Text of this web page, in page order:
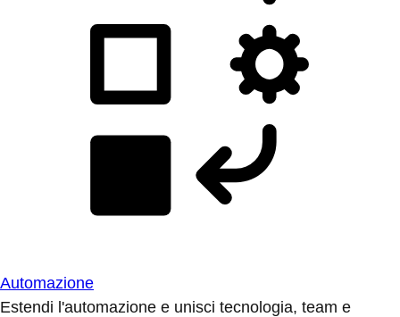
Automazione
Estendi l'automazione e unisci tecnologia, team e